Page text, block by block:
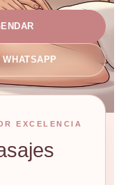
EXCELENCIA